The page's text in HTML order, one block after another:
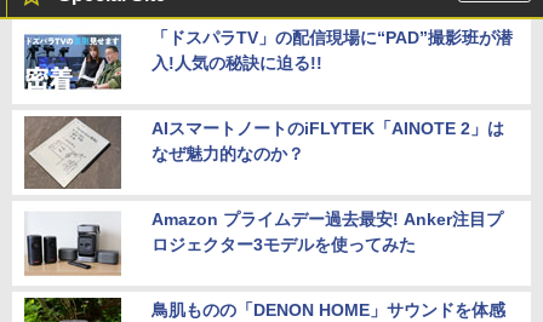
「ドスパラTV」の配信現場に“PAD”撮影班が潜
入!人気の秘訣に迫る!!
AIスマートノートのiFLYTEK「AINOTE 2」は
なぜ魅力的なのか？
Amazon プライムデー過去最安! Anker注目プ
ロジェクター3モデルを使ってみた
鳥肌ものの「DENON HOME」サウンドを体感